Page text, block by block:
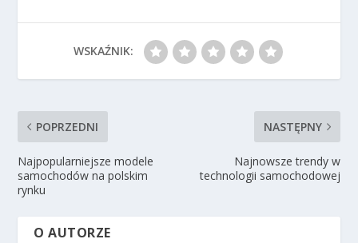
WSKAŹNIK:
POPRZEDNI
Najpopularniejsze modele
samochodów na polskim
rynku
NASTĘPNY
Najnowsze trendy w
technologii samochodowej
O AUTORZE